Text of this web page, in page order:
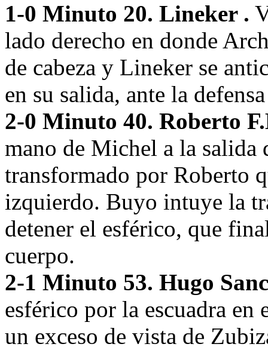
1-0 Minuto 20. Lineker .
lado derecho en donde
de cabeza y Lineker se
en su salida, ante la
2-0 Minuto 40. Roberto
mano de Michel a la salida
transformado por Roberto
izquierdo. Buyo intuye la
detener el esférico, que
cuerpo.
2-1 Minuto 53. Hugo
esférico por la escuadra en
un exceso de vista de